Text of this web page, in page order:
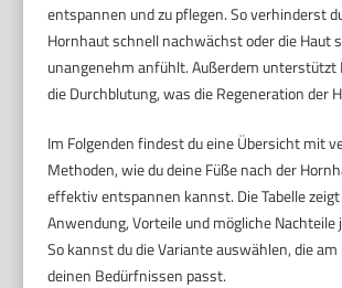
entspannen und zu pflegen. So verhinderst
Hornhaut schnell nachwächst oder die Haut
unangenehm anfühlt. Außerdem unterstützt
die Durchblutung, was die Regeneration der
Im Folgenden findest du eine Übersicht mit
Methoden, wie du deine Füße nach der
effektiv entspannen kannst. Die Tabelle
Anwendung, Vorteile und mögliche Nachteile
So kannst du die Variante auswählen, die
deinen Bedürfnissen passt.